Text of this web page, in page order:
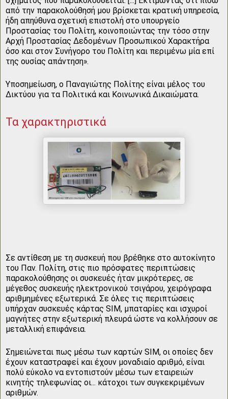
από την παρακολούθησή μου βρίσκεται κρατική υπηρεσία,
ήδη απηύθυνα σχετική επιστολή στο υπουργείο
Προστασίας του Πολίτη, κοινοποιώντας την τόσο στην
Αρχή Προστασίας Δεδομένων Προσωπικού Χαρακτήρα
όσο και στον Συνήγορο του Πολίτη και περιμένω μία επί
της ουσίας απάντηση».
Υποσημείωση, ο Παναγιώτης Πολίτης είναι μέλος του
Δικτύου για τα Πολιτικά και Κοινωνικά Δικαιώματα.
Τα χαρακτηριστικά
Σε αντίθεση με τη συσκευή που βρέθηκε στο αυτοκίνητο
του Παν. Πολίτη, στις πιο πρόσφατες περιπτώσεις
παρακολούθησης οι συσκευές ήταν μικρότερες, σε
μέγεθος συσκευής ηλεκτρονικού τσιγάρου, χειρόγραφα
αριθμημένες εξωτερικά. Σε όλες τις περιπτώσεις
υπήρχαν συσκευές κάρτας SIM, μπαταρίες και ισχυροί
μαγνήτες στην εξωτερική πλευρά ώστε να κολλήσουν σε
μεταλλική επιφάνεια.
Σημειώνεται πως μέσω των καρτών SIM, οι οποίες δεν
έχουν καταστραφεί και έχουν μοναδιαίο αριθμό, είναι
πολύ εύκολο να εντοπιστούν μέσω των εταιρειών
κινητής τηλεφωνίας οι... κάτοχοι των συγκεκριμένων
αριθμών.